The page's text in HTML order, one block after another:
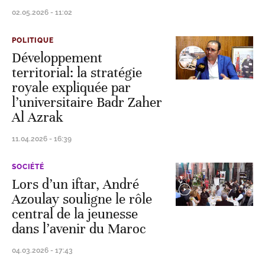
02.05.2026 - 11:02
POLITIQUE
Développement
territorial: la stratégie
royale expliquée par
l’universitaire Badr Zaher
Al Azrak
11.04.2026 - 16:39
SOCIÉTÉ
Lors d’un iftar, André
Azoulay souligne le rôle
central de la jeunesse
dans l’avenir du Maroc
04.03.2026 - 17:43